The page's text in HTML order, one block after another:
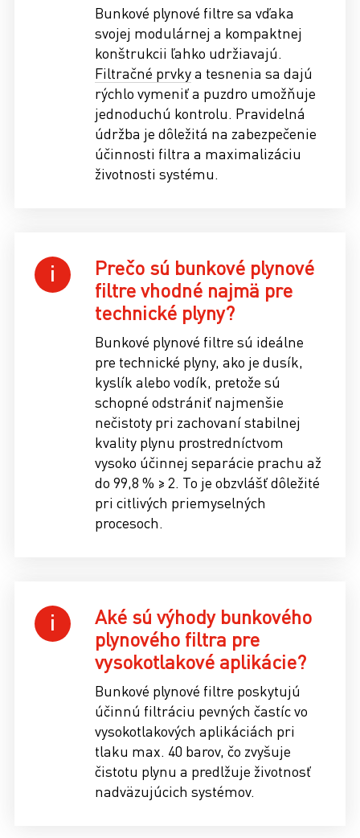
Bunkové plynové filtre sa vďaka
svojej modulárnej a kompaktnej
konštrukcii ľahko udržiavajú.
Filtračné prvkya tesnenia sa dajú
rýchlo vymeniť a puzdro umožňuje
jednoduchú kontrolu. Pravidelná
údržba je dôležitá na zabezpečenie
účinnosti filtra a maximalizáciu
životnosti systému.
Prečo sú bunkové plynové
filtre vhodné najmä pre
technické plyny?
Bunkové plynové filtre sú ideálne
pre technické plyny, ako je dusík,
kyslík alebo vodík, pretože sú
schopné odstrániť najmenšie
nečistoty pri zachovaní stabilnej
kvality plynu prostredníctvom
vysoko účinnej separácie prachu až
do 99,8 % ≥ 2. To je obzvlášť dôležité
pri citlivých priemyselných
procesoch.
Aké sú výhody bunkového
plynového filtra pre
vysokotlakové aplikácie?
Bunkové plynové filtre poskytujú
účinnú filtráciu pevných častíc vo
vysokotlakových aplikáciách pri
tlaku max. 40 barov, čo zvyšuje
čistotu plynu a predlžuje životnosť
nadväzujúcich systémov.